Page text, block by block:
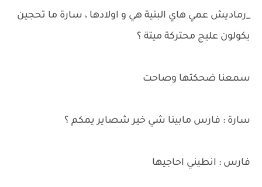
_رماديش عمي هاي البنية هي و اولادها ، سارة ما تحجين
يكولون عليج محتركة ميتة ؟
سمعنا ضحكتها وصاحت
سارة : فارس مابينا شي خير شصاير يمكم ؟
فارس : انطيني احاجيها